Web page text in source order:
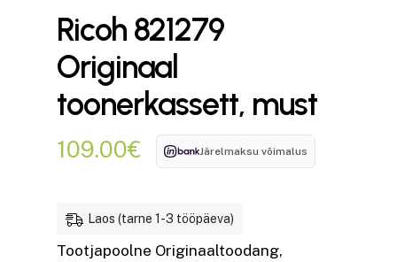
Ricoh 821279
Originaal
toonerkassett, must
109.00€ Järelmaksu võimalus
Laos (tarne 1-3 tööpäeva)
Tootjapoolne Originaaltoodang,